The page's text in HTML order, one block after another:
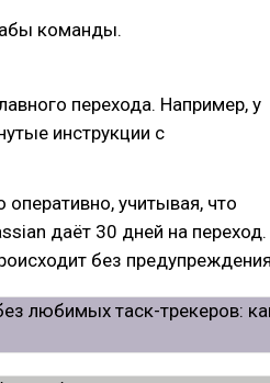
команды.
перехода. Например, у
инструкции с
учитывая, что
даёт 30 дней на переход.
без